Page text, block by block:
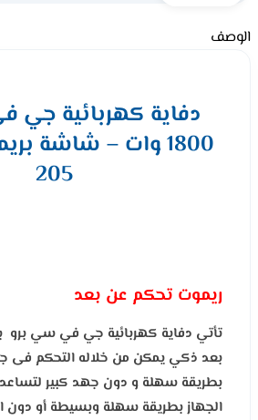
الوصف
دفاية كهربائية جي
205
ريموت تحكم عن بعد
تأتي دفاية كهربائية جي في سي برو
بعد ذكي يمكن من خلاله التحكم فى
بطريقة سهلة و دون جهد كبير
الجهاز بطريقة سهلة وبسيطة أو دون